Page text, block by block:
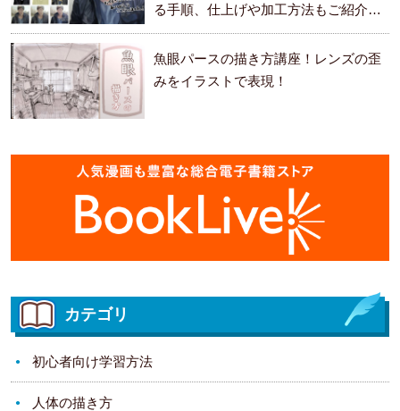
る手順、仕上げや加工方法もご紹介し
ます。
魚眼パースの描き方講座！レンズの歪
みをイラストで表現！
カテゴリ
初心者向け学習方法
人体の描き方